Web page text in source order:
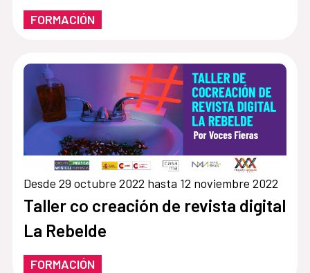
FORMACIÓN
Desde 29 octubre 2022 hasta 12 noviembre 2022
Taller co creación de revista digital
La Rebelde
FORMACIÓN